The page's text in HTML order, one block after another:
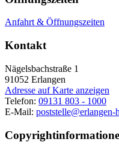
Anfahrt & Öffnungszeiten
Kontakt
Nägelsbachstraße 1
91052 Erlangen
Adresse auf Karte anzeigen
Telefon: 09131 803 - 1000
E-Mail: poststelle@erlangen-